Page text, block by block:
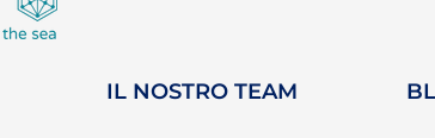
IL NOSTRO TEAM